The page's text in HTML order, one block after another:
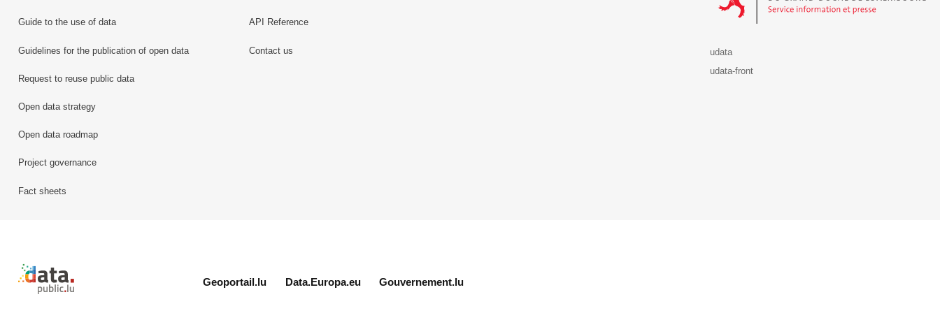
Guide to the use of data
Guidelines for the publication of open data
Request to reuse public data
Open data strategy
Open data roadmap
Project governance
Fact sheets
API Reference
Contact us
udata
udata-front
Retour à l'accueil de data.public.lu
Geoportail.lu Data.Europa.eu Gouvernement.lu